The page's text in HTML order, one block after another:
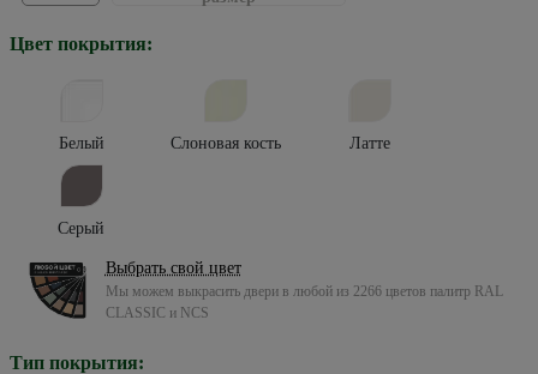
Цвет покрытия:
Белый Слоновая кость Латте
Серый
Выбрать свой цвет
Мы можем выкрасить двери в любой из 2266 цветов палитр RAL
CLASSIC и NCS
Тип покрытия: